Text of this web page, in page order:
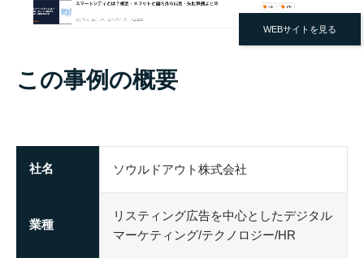
WEBサイトを見る
この事例の概要
社名 ソウルドアウト株式会社
業種
リスティング広告を中心としたデジタル
マーケティング/テクノロジー/HR